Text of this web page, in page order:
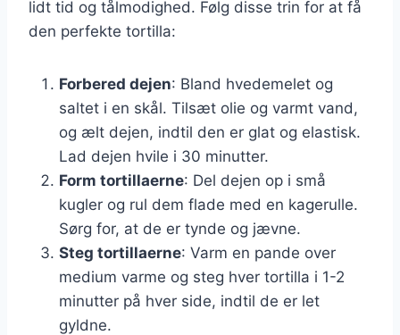
lidt tid og tålmodighed. Følg disse trin for at få
den perfekte tortilla:
Forbered dejen: Bland hvedemelet og
saltet i en skål. Tilsæt olie og varmt vand,
og ælt dejen, indtil den er glat og elastisk.
Lad dejen hvile i 30 minutter.
Form tortillaerne: Del dejen op i små
kugler og rul dem flade med en kagerulle.
Sørg for, at de er tynde og jævne.
Steg tortillaerne: Varm en pande over
medium varme og steg hver tortilla i 1-2
minutter på hver side, indtil de er let
gyldne.